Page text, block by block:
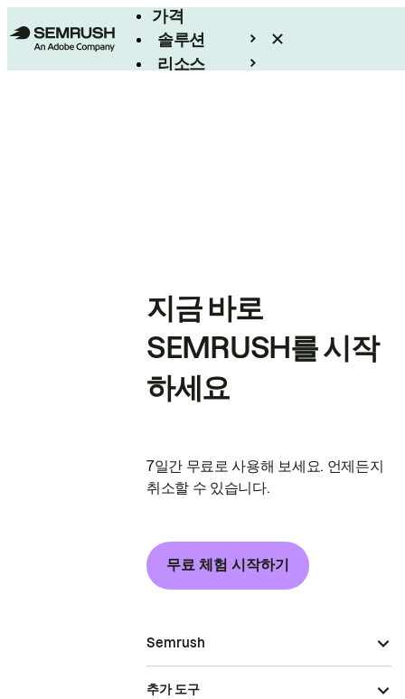
가격
솔루션
리소스
지금 바로
SEMRUSH를 시작
하세요
7일간 무료로 사용해 보세요. 언제든지
취소할 수 있습니다.
무료 체험 시작하기
Semrush
추가 도구